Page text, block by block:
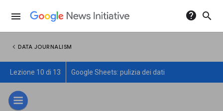
menu help search
chevron_left DATA JOURNALISM
Lezione 10 di 13 Google Sheets: pulizia dei dati